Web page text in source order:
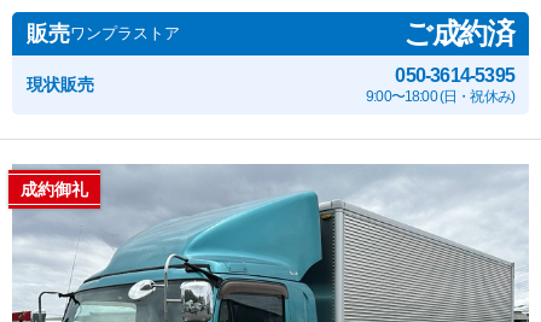
販売ワンプラストア ご成約済
現状販売 050-3614-5395
9:00〜18:00 (日・祝休み)
成約御礼